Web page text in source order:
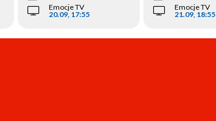
Emocje TV
20.09, 17:55
Emocje TV
21.09, 18:55